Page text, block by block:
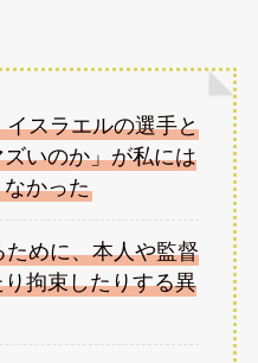
スラエルの選手と
いのか」が私には
かった
めに、本人や監督
拘束したりする異